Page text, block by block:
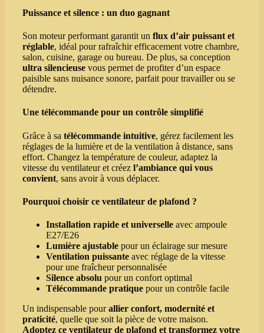
Puissance et silence : un duo gagnant
Son moteur performant garantit un flux d’air puissant et
réglable, idéal pour rafraîchir efficacement votre chambre,
salon, cuisine, garage ou bureau. De plus, sa conception
ultra silencieuse vous permet de profiter d’un espace
paisible sans nuisance sonore, parfait pour travailler ou se
détendre.
Une télécommande pour un contrôle simplifié
Grâce à sa télécommande intuitive, gérez facilement les
réglages de la lumière et de la ventilation à distance, sans
effort. Changez la température de couleur, adaptez la
vitesse du ventilateur et créez l’ambiance qui vous
convient, sans avoir à vous déplacer.
Pourquoi choisir ce ventilateur de plafond ?
Installation rapide et universelle avec ampoule
E27/E26
Lumière ajustable pour un éclairage sur mesure
Ventilation puissante avec réglage de la vitesse
pour une fraîcheur personnalisée
Silence absolu pour un confort optimal
Télécommande pratique pour un contrôle facile
Un indispensable pourallier confort, modernité et
praticité, quelle que soit la pièce de votre maison.
Adoptez ce ventilateur de plafond et transformez votre